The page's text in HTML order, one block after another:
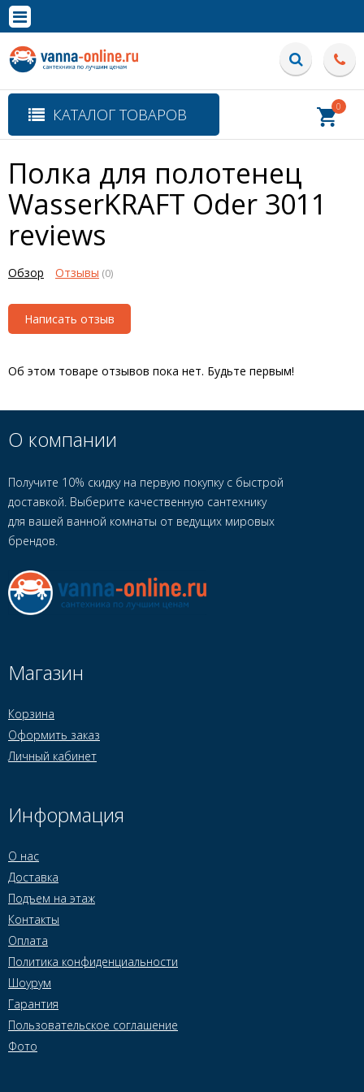
Полная версия сайта
КАТАЛОГ ТОВАРОВ 0
Полка для полотенец
WasserKRAFT Oder 3011
reviews
Обзор Отзывы (0)
Написать отзыв
Об этом товаре отзывов пока нет. Будьте первым!
О компании
Получите 10% скидку на первую покупку с быстрой
доставкой. Выберите качественную сантехнику
для вашей ванной комнаты от ведущих мировых
брендов.
Магазин
Корзина
Оформить заказ
Личный кабинет
Информация
О нас
Доставка
Подъем на этаж
Контакты
Оплата
Политика конфиденциальности
Шоурум
Гарантия
Пользовательское соглашение
Фото